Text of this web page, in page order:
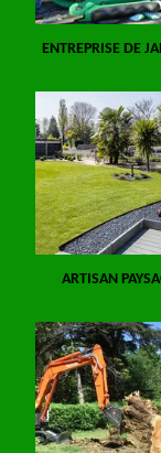
ENTREPRISE DE
ARTISAN